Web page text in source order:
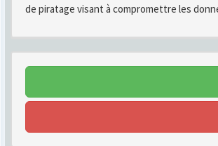
de piratage visant à compromettre les